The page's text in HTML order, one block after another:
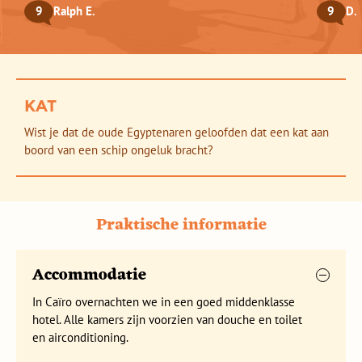
Fraaie koraalriffen in de Rode zee
Dag 7 Hurghada
Dag 8 Hurghada -Caïro
kun je geen gebruik maken van de transfer van/naar de
luchthaven.
beschikbaarheid en de leeftijden van de kinderen van al
geboekte families bij de reisdata.
gezinnen), het maximumaantal personen is 26.
De gemiddelde groepsgrootte om de reis door te laten
gaan is 10.
Ralph E.
9 D.
9
KAT
Wist je dat de oude Egyptenaren geloofden dat een kat aan
boord van een schip ongeluk bracht?
Praktische informatie
Accommodatie
In Caïro overnachten we in een goed middenklasse
hotel. Alle kamers zijn voorzien van douche en toilet
en airconditioning.